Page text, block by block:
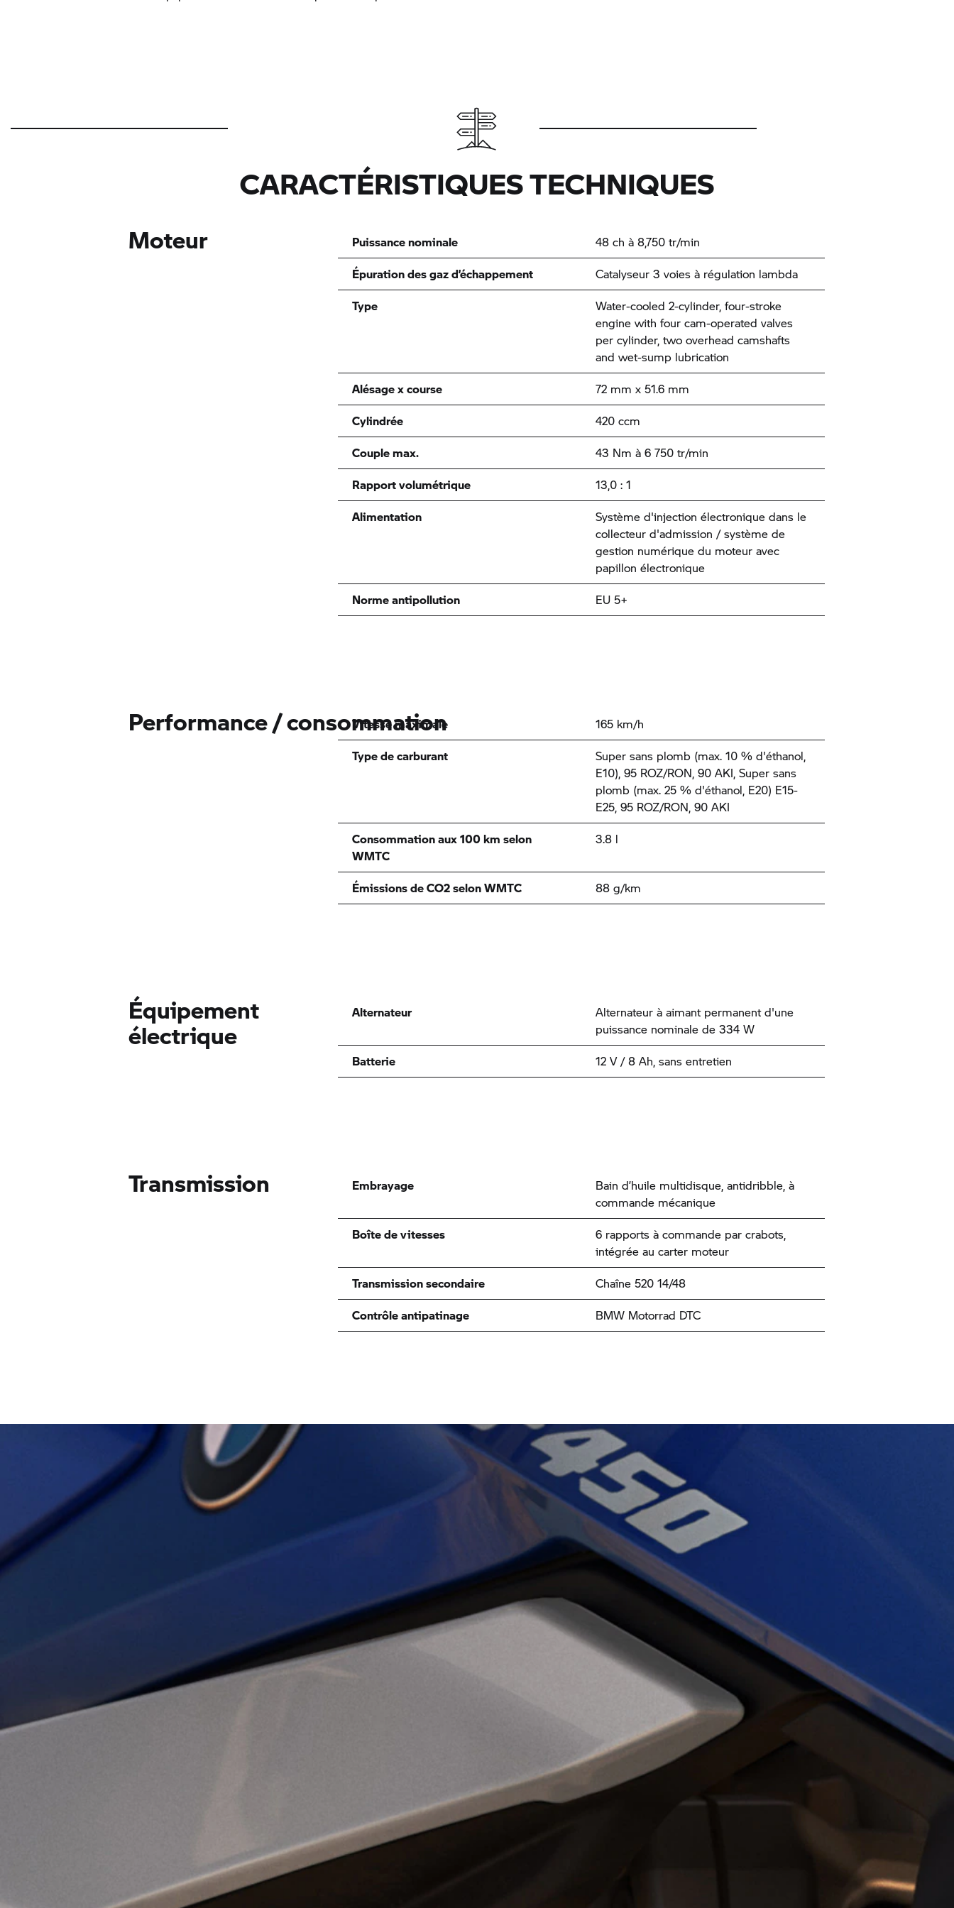
CARACTÉRISTIQUES TECHNIQUES
Moteur Puissance nominale
48 ch à 8,750 tr/min
Épuration des gaz d’échappement
Catalyseur 3 voies à régulation lambda
Type
Water-cooled 2-cylinder, four-stroke
engine with four cam-operated valves
per cylinder, two overhead camshafts
and wet-sump lubrication
Alésage x course
72 mm x 51.6 mm
Cylindrée
420 ccm
Couple max.
43 Nm à 6 750 tr/min
Rapport volumétrique
13,0 : 1
Alimentation
Système d'injection électronique dans le
collecteur d'admission / système de
gestion numérique du moteur avec
papillon électronique
Norme antipollution
EU 5+
Performance / consommation
Vitesse maximale
165 km/h
Type de carburant
Super sans plomb (max. 10 % d'éthanol,
E10), 95 ROZ/RON, 90 AKI, Super sans
plomb (max. 25 % d'éthanol, E20) E15-
E25, 95 ROZ/RON, 90 AKI
Consommation aux 100 km selon
WMTC
3.8 l
Émissions de CO2 selon WMTC 88 g/km
Équipement
électrique
Alternateur
Alternateur à aimant permanent d'une
puissance nominale de 334 W
Batterie
12 V / 8 Ah, sans entretien
Transmission Embrayage
Bain d’huile multidisque, antidribble, à
commande mécanique
Boîte de vitesses
6 rapports à commande par crabots,
intégrée au carter moteur
Transmission secondaire
Chaîne 520 14/48
Contrôle antipatinage
BMW Motorrad DTC